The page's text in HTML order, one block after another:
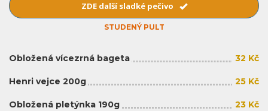
ZDE další sladké pečivo
STUDENÝ PULT
Obložená vícezrná bageta 32 Kč
Henri vejce 200g 25 Kč
Obložená pletýnka 190g 23 Kč